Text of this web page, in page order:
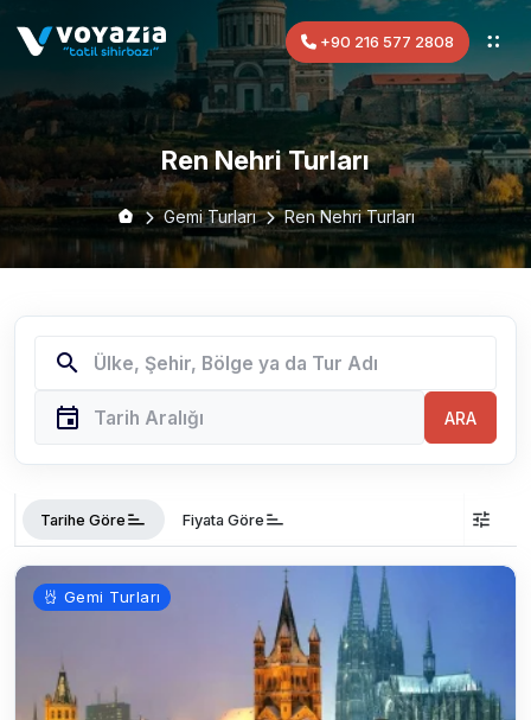
+90 216 577 2808
Ren Nehri Turları
Gemi Turları Ren Nehri Turları
search
event
ARA
Tarihe Göre sort Fiyata Göre sort tune
Gemi Turları